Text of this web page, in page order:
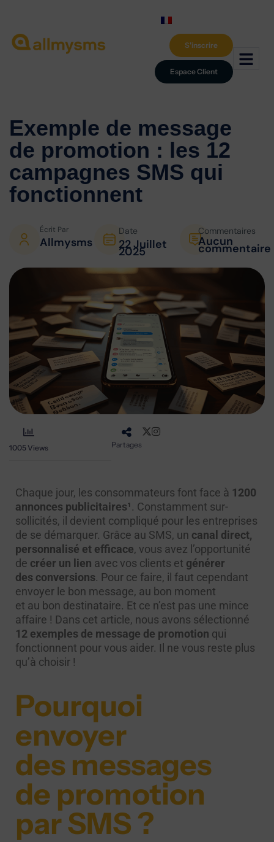
Espace Client
S'inscrire
Exemple de message
de promotion : les 12
campagnes SMS qui
fonctionnent
Écrit Par
Allmysms
Date
22 Juillet
2025
Commentaires
Aucun
commentaire
1005 Views Partages
Chaque jour, les consommateurs font face à 1200
annonces publicitaires¹. Constamment sur-
sollicités, il devient compliqué pour les entreprises
de se démarquer. Grâce au SMS, un canal direct,
personnalisé et efficace, vous avez l’opportunité
de créer un lien avec vos clients et générer
des conversions. Pour ce faire, il faut cependant
envoyer le bon message, au bon moment
et au bon destinataire. Et ce n’est pas une mince
affaire ! Dans cet article, nous avons sélectionné
12 exemples de message de promotion qui
fonctionnent pour vous aider. Il ne vous reste plus
qu’à choisir !
Pourquoi
envoyer
des messages
de promotion
par SMS ?